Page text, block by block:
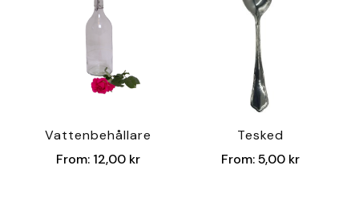
Vattenbehållare
From: 12,00 kr
Tesked
From:5,00 kr